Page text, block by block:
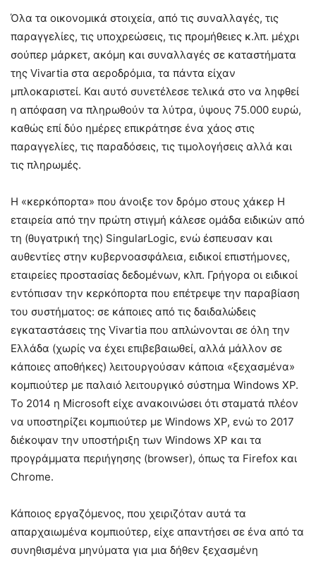
Όλα τα οικονομικά στοιχεία, από τις συναλλαγές, τις
παραγγελίες, τις υποχρεώσεις, τις προμήθειες κ.λπ. μέχρι
σούπερ μάρκετ, ακόμη και συναλλαγές σε καταστήματα
της Vivartia στα αεροδρόμια, τα πάντα είχαν
μπλοκαριστεί. Και αυτό συνετέλεσε τελικά στο να ληφθεί
η απόφαση να πληρωθούν τα λύτρα, ύψους 75.000 ευρώ,
καθώς επί δύο ημέρες επικράτησε ένα χάος στις
παραγγελίες, τις παραδόσεις, τις τιμολογήσεις αλλά και
τις πληρωμές.
Η «κερκόπορτα» που άνοιξε τον δρόμο στους χάκερ Η
εταιρεία από την πρώτη στιγμή κάλεσε ομάδα ειδικών από
τη (θυγατρική της) SingularLogic, ενώ έσπευσαν και
αυθεντίες στην κυβερνοασφάλεια, ειδικοί επιστήμονες,
εταιρείες προστασίας δεδομένων, κλπ. Γρήγορα οι ειδικοί
εντόπισαν την κερκόπορτα που επέτρεψε την παραβίαση
του συστήματος: σε κάποιες από τις δαιδαλώδεις
εγκαταστάσεις της Vivartia που απλώνονται σε όλη την
Ελλάδα (χωρίς να έχει επιβεβαιωθεί, αλλά μάλλον σε
κάποιες αποθήκες) λειτουργούσαν κάποια «ξεχασμένα»
κομπιούτερ με παλαιό λειτουργικό σύστημα Windows ΧΡ.
Το 2014 η Μicrosoft είχε ανακοινώσει ότι σταματά πλέον
να υποστηρίζει κομπιούτερ με Windows ΧΡ, ενώ το 2017
διέκοψαν την υποστήριξη των Windows ΧΡ και τα
προγράμματα περιήγησης (browser), όπως τα Firefox και
Chrome.
Κάποιος εργαζόμενος, που χειριζόταν αυτά τα
απαρχαιωμένα κομπιούτερ, είχε απαντήσει σε ένα από τα
συνηθισμένα μηνύματα για μια δήθεν ξεχασμένη